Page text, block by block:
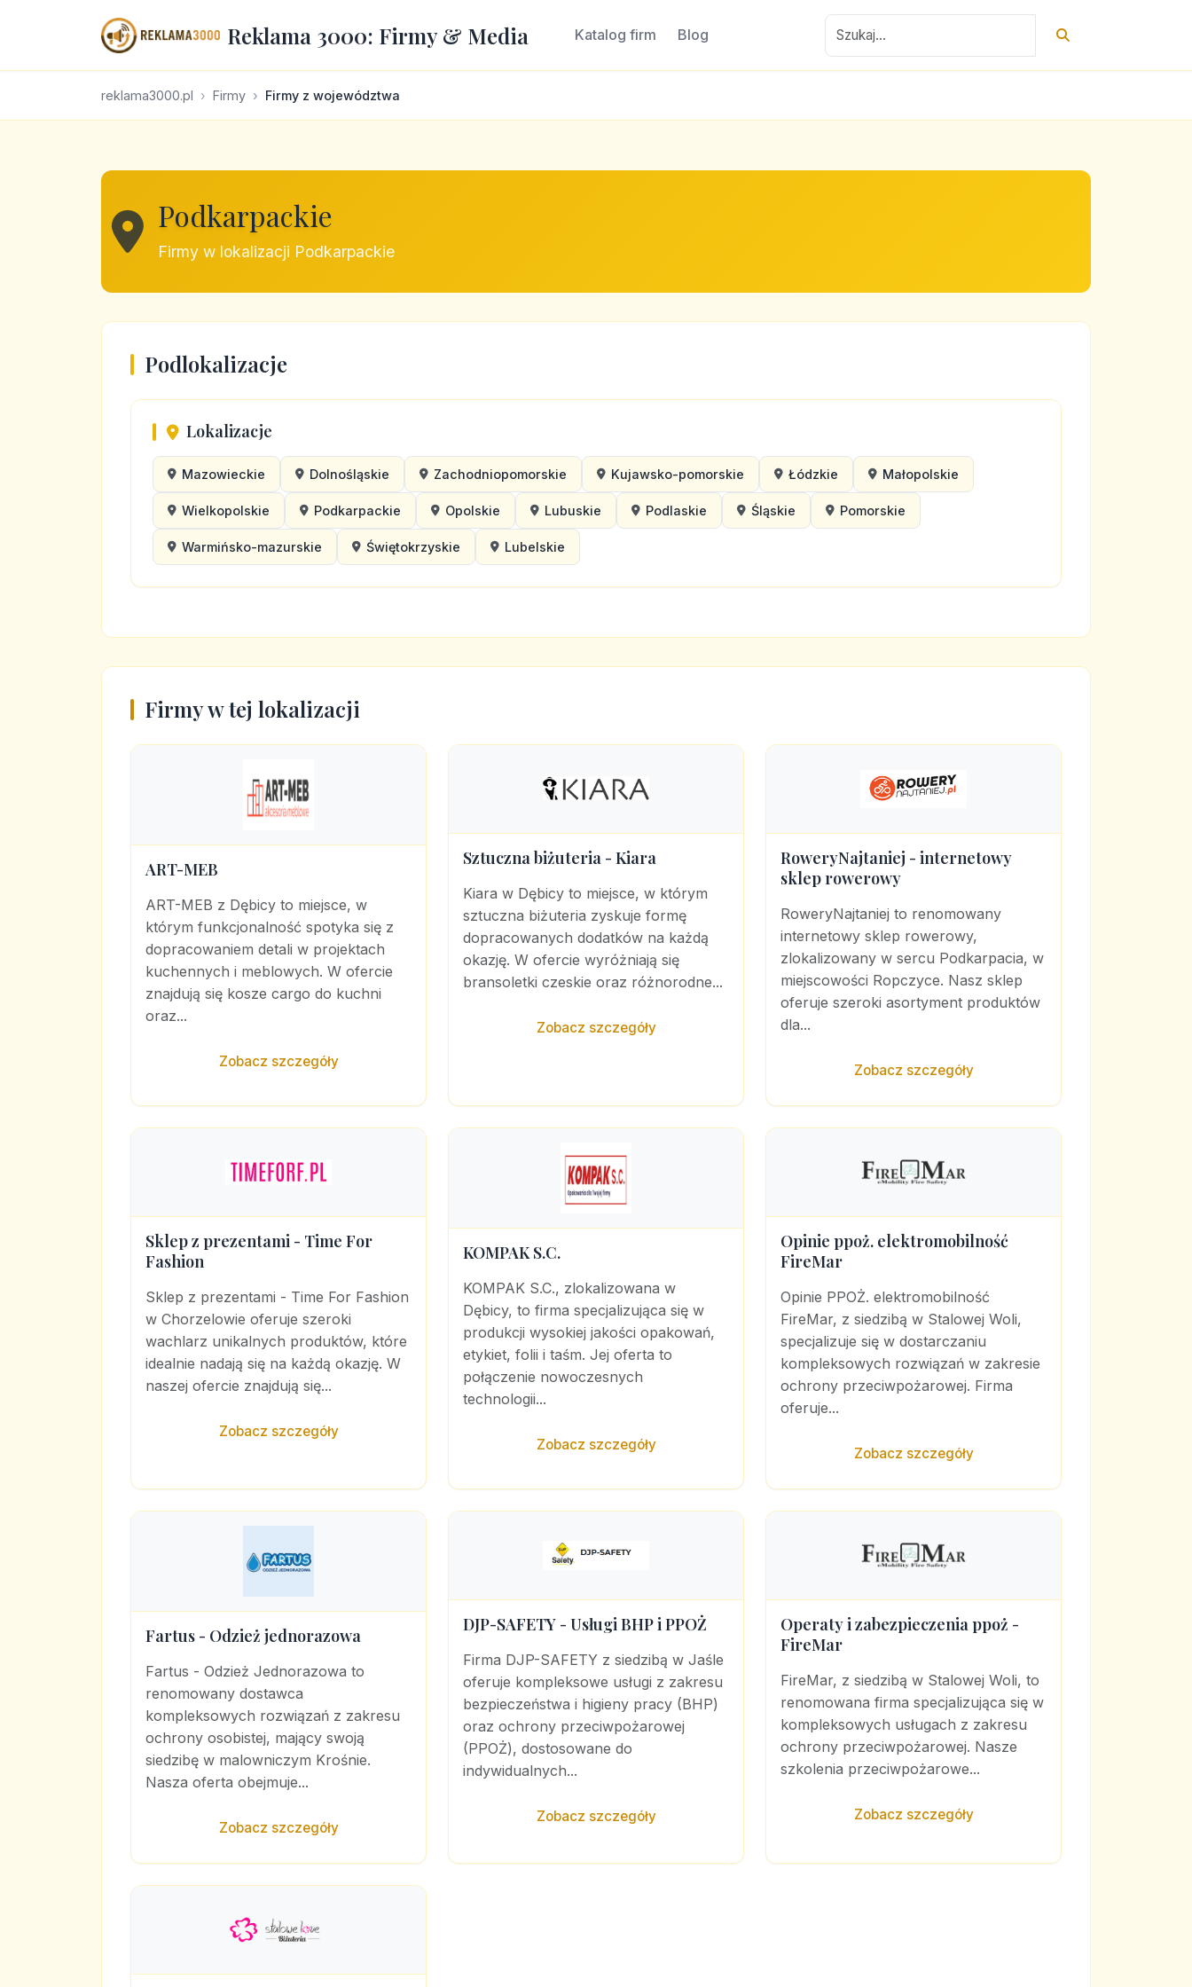
Reklama 3000: Firmy & Media Katalog firm Blog
reklama3000.pl Firmy Firmy z województwa
Podkarpackie
Firmy w lokalizacji Podkarpackie
Podlokalizacje
Lokalizacje
Mazowieckie Dolnośląskie Zachodniopomorskie Kujawsko-pomorskie Łódzkie Małopolskie
Wielkopolskie Podkarpackie Opolskie Lubuskie Podlaskie Śląskie Pomorskie
Warmińsko-mazurskie Świętokrzyskie Lubelskie
Firmy w tej lokalizacji
ART-MEB
ART-MEB z Dębicy to miejsce, w
którym funkcjonalność spotyka się z
dopracowaniem detali w projektach
kuchennych i meblowych. W ofercie
znajdują się kosze cargo do kuchni
oraz...
Zobacz szczegóły
Sztuczna biżuteria - Kiara
Kiara w Dębicy to miejsce, w którym
sztuczna biżuteria zyskuje formę
dopracowanych dodatków na każdą
okazję. W ofercie wyróżniają się
bransoletki czeskie oraz różnorodne...
Zobacz szczegóły
RoweryNajtaniej - internetowy
sklep rowerowy
RoweryNajtaniej to renomowany
internetowy sklep rowerowy,
zlokalizowany w sercu Podkarpacia, w
miejscowości Ropczyce. Nasz sklep
oferuje szeroki asortyment produktów
dla...
Zobacz szczegóły
Sklep z prezentami - Time For
Fashion
Sklep z prezentami - Time For Fashion
w Chorzelowie oferuje szeroki
wachlarz unikalnych produktów, które
idealnie nadają się na każdą okazję. W
naszej ofercie znajdują się...
Zobacz szczegóły
KOMPAK S.C.
KOMPAK S.C., zlokalizowana w
Dębicy, to firma specjalizująca się w
produkcji wysokiej jakości opakowań,
etykiet, folii i taśm. Jej oferta to
połączenie nowoczesnych
technologii...
Zobacz szczegóły
Opinie ppoż. elektromobilność
FireMar
Opinie PPOŻ. elektromobilność
FireMar, z siedzibą w Stalowej Woli,
specjalizuje się w dostarczaniu
kompleksowych rozwiązań w zakresie
ochrony przeciwpożarowej. Firma
oferuje...
Zobacz szczegóły
Fartus - Odzież jednorazowa
Fartus - Odzież Jednorazowa to
renomowany dostawca
kompleksowych rozwiązań z zakresu
ochrony osobistej, mający swoją
siedzibę w malowniczym Krośnie.
Nasza oferta obejmuje...
Zobacz szczegóły
DJP-SAFETY - Usługi BHP i PPOŻ
Firma DJP-SAFETY z siedzibą w Jaśle
oferuje kompleksowe usługi z zakresu
bezpieczeństwa i higieny pracy (BHP)
oraz ochrony przeciwpożarowej
(PPOŻ), dostosowane do
indywidualnych...
Zobacz szczegóły
Operaty i zabezpieczenia ppoż -
FireMar
FireMar, z siedzibą w Stalowej Woli, to
renomowana firma specjalizująca się w
kompleksowych usługach z zakresu
ochrony przeciwpożarowej. Nasze
szkolenia przeciwpożarowe...
Zobacz szczegóły